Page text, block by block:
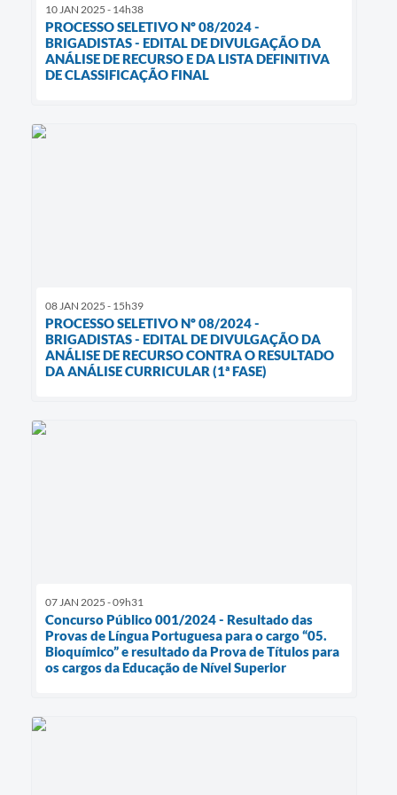
10 JAN 2025 - 14h38
PROCESSO SELETIVO Nº 08/2024 -
BRIGADISTAS - EDITAL DE DIVULGAÇÃO DA
ANÁLISE DE RECURSO E DA LISTA DEFINITIVA
DE CLASSIFICAÇÃO FINAL
08 JAN 2025 - 15h39
PROCESSO SELETIVO Nº 08/2024 -
BRIGADISTAS - EDITAL DE DIVULGAÇÃO DA
ANÁLISE DE RECURSO CONTRA O RESULTADO
DA ANÁLISE CURRICULAR (1ª FASE)
07 JAN 2025 - 09h31
Concurso Público 001/2024 - Resultado das
Provas de Língua Portuguesa para o cargo “05.
Bioquímico” e resultado da Prova de Títulos para
os cargos da Educação de Nível Superior